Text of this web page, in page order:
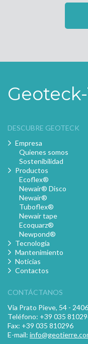
DESCUBRE GEOTECK
Empresa
Quienes somos
Sostenibilidad
Productos
Ecoflex®
Newair® Disco
Newair®
Tuboflex®
Newair tape
Ecoquarz®
Newpond®
Tecnología
Mantenimiento
Noticias
Contactos
CONTÁCTANOS
Via Prato Pieve, 54 -
Teléfono: +39 035
Fax: +39 035 810296
E-mail: